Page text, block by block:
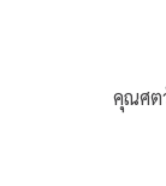
คุณศต